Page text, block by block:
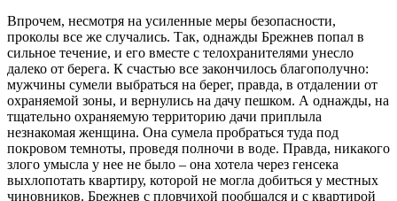
Впрочем, несмотря на усиленные меры безопасности,
проколы все же случались. Так, однажды Брежнев попал в
сильное течение, и его вместе с телохранителями унесло
далеко от берега. К счастью все закончилось благополучно:
мужчины сумели выбраться на берег, правда, в отдалении от
охраняемой зоны, и вернулись на дачу пешком. А однажды, на
тщательно охраняемую территорию дачи приплыла
незнакомая женщина. Она сумела пробраться туда под
покровом темноты, проведя полночи в воде. Правда, никакого
злого умысла у нее не было – она хотела через генсека
выхлопотать квартиру, которой не могла добиться у местных
чиновников. Брежнев с пловчихой пообщался и с квартирой